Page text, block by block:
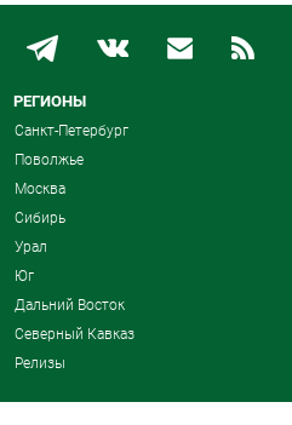
РЕГИОНЫ
Санкт-Петербург
Поволжье
Москва
Сибирь
Урал
Юг
Дальний Восток
Северный Кавказ
Релизы